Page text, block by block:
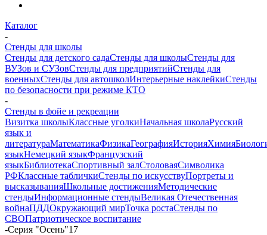
Каталог
-
Стенды для школы
Стенды для детского садаСтенды для школыСтенды для
ВУЗов и СУЗовСтенды для предприятийСтенды для
военныхСтенды для автошколИнтерьерные наклейкиСтенды
по безопасности при режиме КТО
-
Стенды в фойе и рекреации
Визитка школыКлассные уголкиНачальная школаРусский
язык и
литератураМатематикаФизикаГеографияИсторияХимия
языкНемецкий языкФранцузский
языкБиблиотекаСпортивный залСтоловаяСимволика
РФКлассные табличкиСтенды по искусствуПортреты и
высказыванияШкольные достиженияМетодические
стендыИнформационные стендыВеликая Отечественная
войнаПДДОкружающий мирТочка ростаСтенды по
СВОПатриотическое воспитание
-Серия "Осень"17